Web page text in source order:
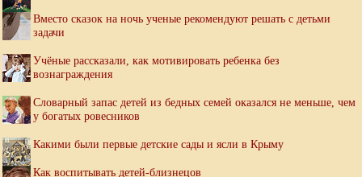
Вместо сказок на ночь ученые рекомендуют решать с детьми
задачи
Учёные рассказали, как мотивировать ребенка без
вознаграждения
Словарный запас детей из бедных семей оказался не меньше, чем
у богатых ровесников
Какими были первые детские сады и ясли в Крыму
Как воспитывать детей-близнецов